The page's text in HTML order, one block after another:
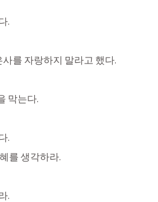
.
를 자랑하지 말라고 했다.
막는다.
.
를 생각하라.
.